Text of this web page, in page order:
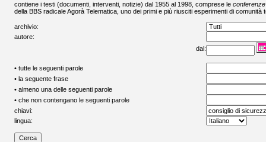
contiene i testi (documenti, interventi, notizie) dal 1955 al 1998, comprese le conferenze
della BBS radicaleAgorà Telematica , uno dei primi e più riusciti esperimenti di comunità
archivio:
autore:
dal:
• tutte le seguenti parole
• la seguente frase
• almeno una delle seguenti parole
• che non contengano le seguenti parole
chiavi:
lingua: